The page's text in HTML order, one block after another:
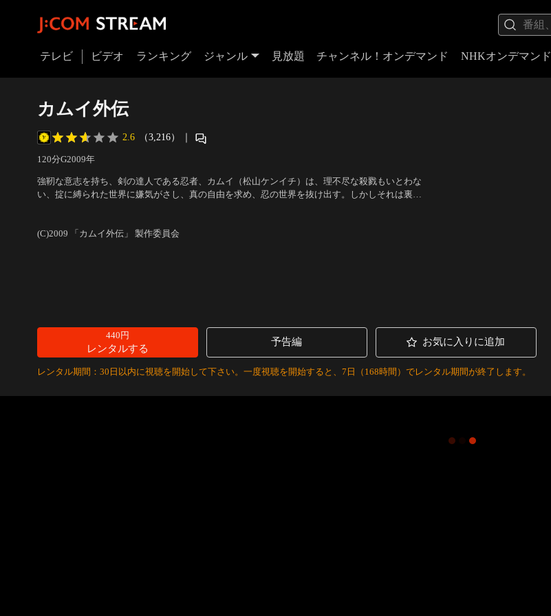
テレビ ビデオ ランキング ジャンル 見放題 チャンネル！オンデマンド NHKオンデマンド
カムイ外伝
2.6 （3,216） ｜
120分G2009年
強靭な意志を持ち、剣の達人である忍者、カムイ（松山ケンイチ）は、理不尽な殺戮もいとわな
い、掟に縛られた世界に嫌気がさし、真の自由を求め、忍の世界を抜け出す。しかしそれは裏切
日…。
(C)2009 「カムイ外伝」 製作委員会
440円
レンタルする
予告編 お気に入りに追加
レンタル期間：30日以内に視聴を開始して下さい。一度視聴を開始すると、7日（168時間）でレンタル期間が終了します。